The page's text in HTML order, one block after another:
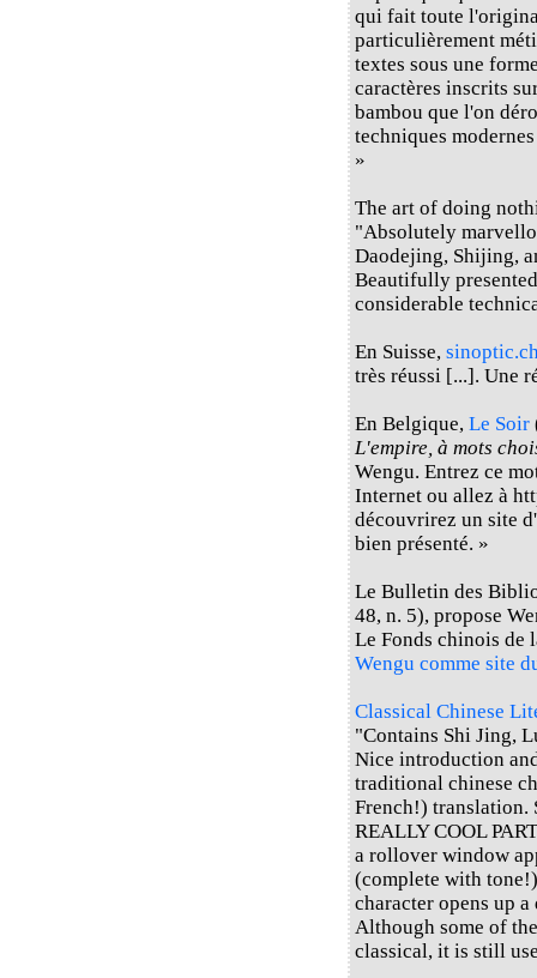
qui fait toute
particulièrement
textes sous une
caractères inscrits
bambou que l'on
techniques
»
The art of doing
"Absolutely
Daodejing, Shijing,
Beautifully
considerable
En Suisse,
très réussi [...]. Une
En Belgique, Le Soir
L'empire, à mots
Wengu. Entrez ce
Internet ou allez à
découvrirez un site
bien présenté. »
Le Bulletin des
48, n. 5), propose
Le Fonds chinois
Wengu comme site
Classical Chinese
"Contains Shi Jing,
Nice introduction
traditional chinese
French!) translation.
REALLY COOL
a rollover window
(complete with
character opens up
Although some of
classical, it is still